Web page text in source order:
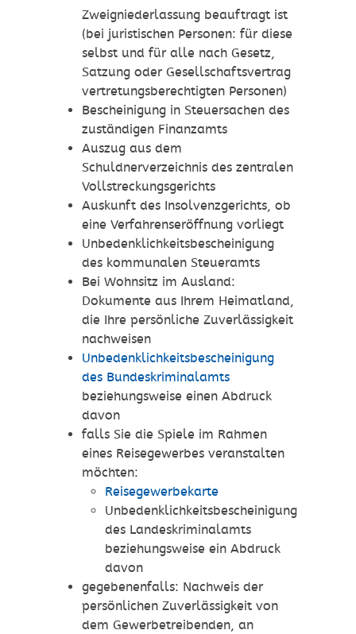
Zweigniederlassung beauftragt ist
(bei juristischen Personen: für diese
selbst und für alle nach Gesetz,
Satzung oder Gesellschaftsvertrag
vertretungsberechtigten Personen)
Bescheinigung in Steuersachen des
zuständigen Finanzamts
Auszug aus dem
Schuldnerverzeichnis des zentralen
Vollstreckungsgerichts
Auskunft des Insolvenzgerichts, ob
eine Verfahrenseröffnung vorliegt
Unbedenklichkeitsbescheinigung
des kommunalen Steueramts
Bei Wohnsitz im Ausland:
Dokumente aus Ihrem Heimatland,
die Ihre persönliche Zuverlässigkeit
nachweisen
Unbedenklichkeitsbescheinigung
des Bundeskriminalamts
beziehungsweise einen Abdruck
davon
falls Sie die Spiele im Rahmen
eines Reisegewerbes veranstalten
möchten:
Reisegewerbekarte
Unbedenklichkeitsbescheinigung
des Landeskriminalamts
beziehungsweise ein Abdruck
davon
gegebenenfalls: Nachweis der
persönlichen Zuverlässigkeit von
dem Gewerbetreibenden, an